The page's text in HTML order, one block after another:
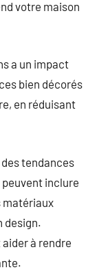
votre maison
a un impact
bien décorés
en réduisant
tendances
inclure
matériaux
design.
à rendre